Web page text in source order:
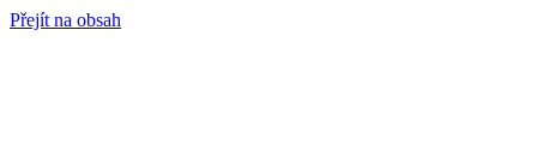
Přejít na obsah